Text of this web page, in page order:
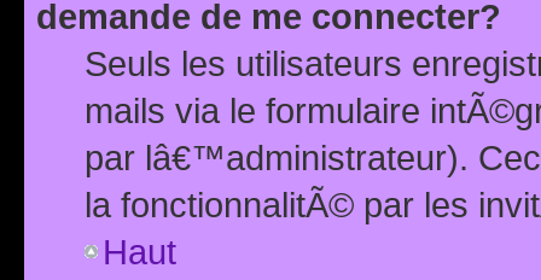
demande de me connecter?
Seuls les utilisateurs
mails via le formulaire
par lâ€™administrateur).
la fonctionnalitÃ© par les
Haut